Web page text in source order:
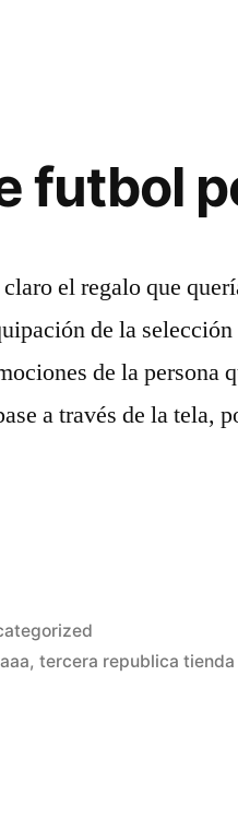
futbol
el regalo que
de la selección
de la persona
a través de la tela,
,tercera republica tienda